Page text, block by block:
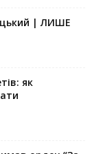
| ЛИШЕ
як